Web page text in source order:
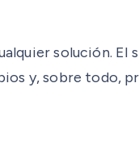
solución. El
y, sobre todo,